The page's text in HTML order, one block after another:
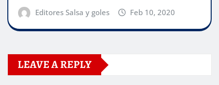
Editores Salsa y goles Feb 10, 2020
LEAVE A REPLY